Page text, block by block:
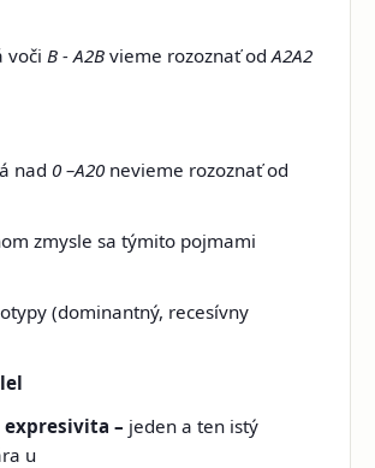
voči B - A2Bvieme rozoznať od A2A2
nad 0 –A20 nevieme rozoznať od
zmysle sa týmito pojmami
(dominantný, recesívny
– jeden a ten istý
u